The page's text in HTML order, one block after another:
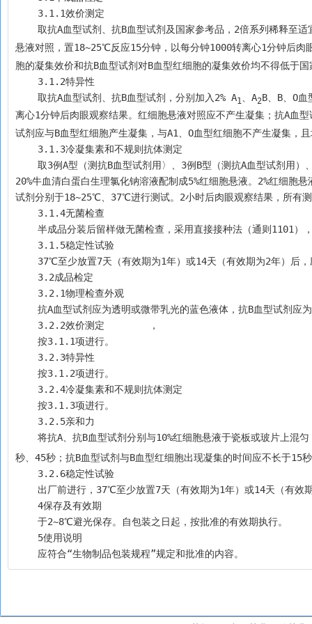
    3.1.1效价测定
取抗A血型试剂、抗B血型试剂及国家参考品，2倍系列稀释至
悬液对照，置18~25℃反应15分钟，以每分钟1000转离心1分钟后肉
胞的凝集效价和抗B血型试剂对B血型红细胞的凝集效价均不得低于
    3.1.2特异性
    取抗A血型试剂、抗B血型试剂，分别加入2% A
1 、A2B、B、O
离心1分钟后肉眼观察结果。红细胞悬液对照应不产生凝集；抗A血
试剂应与B血型红细胞产生凝集，与A1、O血型红细胞不产生凝集，
    3.1.3冷凝集素和不规则抗体测定
20%牛血清白蛋白生理氯化钠溶液配制成5%红细胞悬液。2%红细
试剂分别于18~25℃、37℃进行测试。2小时后肉眼观察结果，所有
    3.1.4无菌检查
半成品分装后留样做无菌检查，采用直接接种法（通则1101）
    3.1.5稳定性试验
37℃至少放置7天（有效期为1年）或14天（有效期为2年）
    3.2成品检定
    3.2.1物理检查外观
抗A血型试剂应为透明或微带乳光的蓝色液体，抗B血型试剂
    3.2.2效价测定	，
    按3.1.1项进行。
    3.2.3特异性
    按3.1.2项进行。
    3.2.4冷凝集素和不规则抗体测定
    按3.1.3项进行。
    3.2.5亲和力
将抗A、抗B血型试剂分别与10%红细胞悬液于瓷板或玻片上混
秒、45秒；抗B血型试剂与B血型红细胞出现凝集的时间应不长于15
    3.2.6稳定性试验
出厂前进行，37℃至少放置7天（有效期为1年）或14天（有
    4保存及有效期
    于2~8℃避光保存。自包装之日起，按批准的有效期执行。
    5使用说明
    应符合“生物制品包装规程”规定和批准的内容。